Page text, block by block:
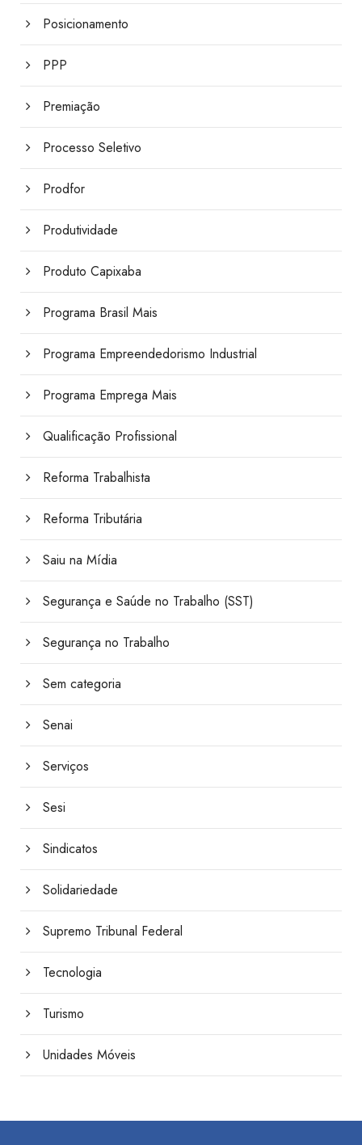
Posicionamento
PPP
Premiação
Processo Seletivo
Prodfor
Produtividade
Produto Capixaba
Programa Brasil Mais
Programa Empreendedorismo Industrial
Programa Emprega Mais
Qualificação Profissional
Reforma Trabalhista
Reforma Tributária
Saiu na Mídia
Segurança e Saúde no Trabalho (SST)
Segurança no Trabalho
Sem categoria
Senai
Serviços
Sesi
Sindicatos
Solidariedade
Supremo Tribunal Federal
Tecnologia
Turismo
Unidades Móveis